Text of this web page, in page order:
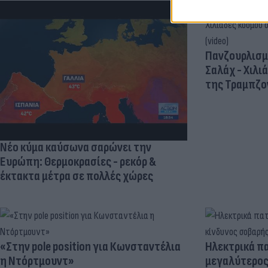
Νέο κύμα καύσωνα σαρώνει την
Ευρώπη: Θερμοκρασίες - ρεκόρ &
έκτακτα μέτρα σε πολλές χώρες
Σαλάχ -
της
«Στην pole position για Κωνσταντέλια
η Ντόρτμουντ»
Ηλεκτρικά